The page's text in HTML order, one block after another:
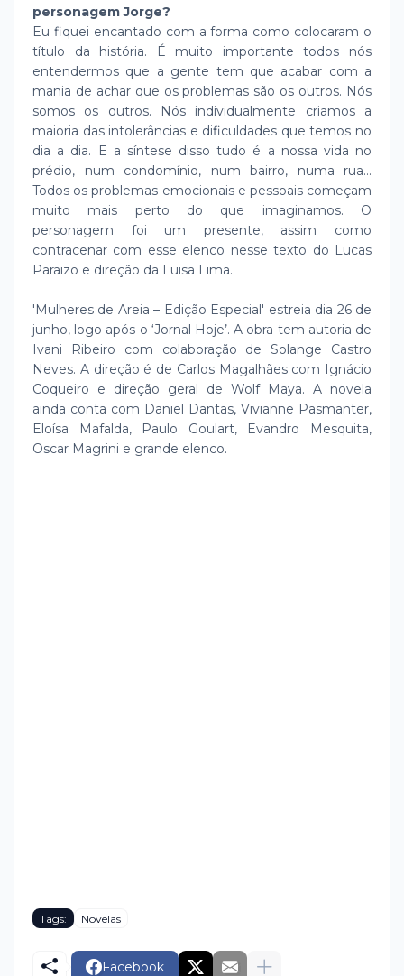
personagem Jorge?
Eu fiquei encantado com a forma como colocaram o
título da história. É muito importante todos nós
entendermos que a gente tem que acabar com a
mania de achar que os problemas são os outros. Nós
somos os outros. Nós individualmente criamos a
maioria das intolerâncias e dificuldades que temos no
dia a dia. E a síntese disso tudo é a nossa vida no
prédio, num condomínio, num bairro, numa rua...
Todos os problemas emocionais e pessoais começam
muito mais perto do que imaginamos. O
personagem foi um presente, assim como
contracenar com esse elenco nesse texto do Lucas
Paraizo e direção da Luisa Lima.
'Mulheres de Areia – Edição Especial' estreia dia 26 de
junho, logo após o ‘Jornal Hoje’. A obra tem autoria de
Ivani Ribeiro com colaboração de Solange Castro
Neves. A direção é de Carlos Magalhães com Ignácio
Coqueiro e direção geral de Wolf Maya. A novela
ainda conta com Daniel Dantas, Vivianne Pasmanter,
Eloísa Mafalda, Paulo Goulart, Evandro Mesquita,
Oscar Magrini e grande elenco.
Tags: Novelas
Facebook